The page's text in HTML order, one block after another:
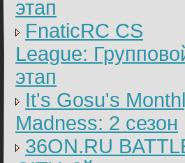
этап
FnaticRC CS
League:
этап
It's Gosu's
Madness: 2 сезон
36ON.RU